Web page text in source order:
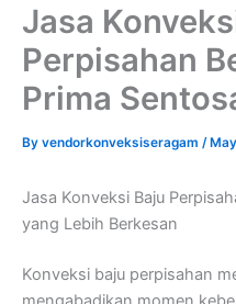
Jasa
Perpisahan
Prima
By vendorkonveksiseragam /
Jasa Konveksi Baju
yang Lebih Berkesan
Konveksi baju perpisahan